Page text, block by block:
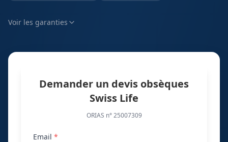
Voir les garanties
Demander un devis obsèques
Swiss Life
ORIAS n° 25007309
Email *